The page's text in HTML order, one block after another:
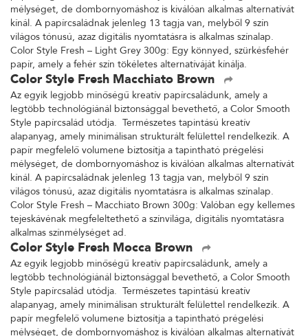
mélységet, de dombornyomáshoz is kiválóan alkalmas alternatívát
kínál. A papírcsaládnak jelenleg 13 tagja van, melyből 9 szín
világos tónusú, azaz digitális nyomtatásra is alkalmas színalap.
Color Style Fresh – Light Grey 300g: Egy könnyed, szürkésfehér
papír, amely a fehér szín tökéletes alternatíváját kínálja.
Color Style Fresh Macchiato Brown
Az egyik legjobb minőségű kreatív papírcsaládunk, amely a
legtöbb technológiánál biztonsággal bevethető, a Color Smooth
Style papírcsalád utódja. Természetes tapintású kreatív
alapanyag, amely minimálisan strukturált felülettel rendelkezik. A
papír megfelelő volumene biztosítja a tapintható prégelési
mélységet, de dombornyomáshoz is kiválóan alkalmas alternatívát
kínál. A papírcsaládnak jelenleg 13 tagja van, melyből 9 szín
világos tónusú, azaz digitális nyomtatásra is alkalmas színalap.
Color Style Fresh – Macchiato Brown 300g: Valóban egy kellemes
tejeskávénak megfeleltethető a színvilága, digitális nyomtatásra
alkalmas színmélységet ad.
Color Style Fresh Mocca Brown
Az egyik legjobb minőségű kreatív papírcsaládunk, amely a
legtöbb technológiánál biztonsággal bevethető, a Color Smooth
Style papírcsalád utódja. Természetes tapintású kreatív
alapanyag, amely minimálisan strukturált felülettel rendelkezik. A
papír megfelelő volumene biztosítja a tapintható prégelési
mélységet, de dombornyomáshoz is kiválóan alkalmas alternatívát